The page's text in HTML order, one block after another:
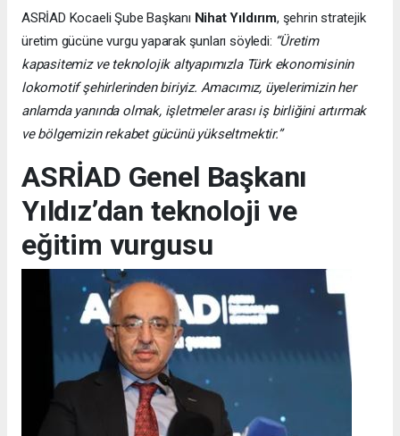
ASRİAD Kocaeli Şube Başkanı Nihat Yıldırım, şehrin stratejik
üretim gücüne vurgu yaparak şunları söyledi: “Üretim
kapasitemiz ve teknolojik altyapımızla Türk ekonomisinin
lokomotif şehirlerinden biriyiz. Amacımız, üyelerimizin her
anlamda yanında olmak, işletmeler arası iş birliğini artırmak
ve bölgemizin rekabet gücünü yükseltmektir.”
ASRİAD Genel Başkanı
Yıldız’dan teknoloji ve
eğitim vurgusu